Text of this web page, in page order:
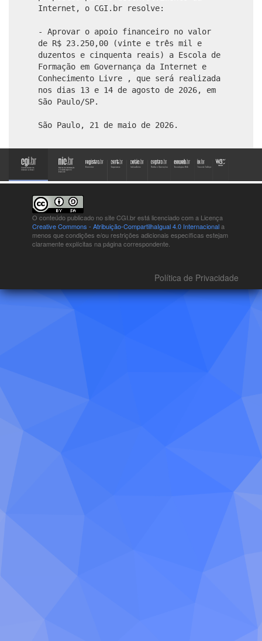
Internet, o CGI.br resolve:
- Aprovar o apoio financeiro no valor
de R$ 23.250,00 (vinte e três mil e
duzentos e cinquenta reais) a Escola de
Formação em Governança da Internet e
Conhecimento Livre , que será realizada
nos dias 13 e 14 de agosto de 2026, em
São Paulo/SP.
São Paulo, 21 de maio de 2026.
O conteúdo publicado no site CGI.br está licenciado com a Licença
Creative Commons - Atribuição-CompartilhaIgual 4.0 Internacionala
menos que condições e/ou restrições adicionais específicas estejam
claramente explícitas na página correspondente.
Política de Privacidade